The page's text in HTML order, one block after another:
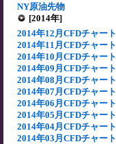
NY原油先物
[2014年]
2014年12月CFDチャート
2014年11月CFDチャート
2014年10月CFDチャート
2014年09月CFDチャート
2014年08月CFDチャート
2014年07月CFDチャート
2014年06月CFDチャート
2014年05月CFDチャート
2014年04月CFDチャート
2014年03月CFDチャート